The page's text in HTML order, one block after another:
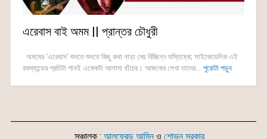
এরেবাস বাই অমম || প্রান্তর চৌধুরী
অমমের ‘এরেবাস’ শুনতে শুনতে কিছু কথা নাড়া দেয় বিচ্ছিন্ন মস্তিষ্কে; সাইকেডেলিক এই
রকব্যান্ডের প্রতিটা গানই একেকটা আলাদা ধাঁচের। আজকের লেখা তাদের... পুরোটা পড়ুন
সঞ্চালক : আলফ্রেড আমিনও শোভন সরকার